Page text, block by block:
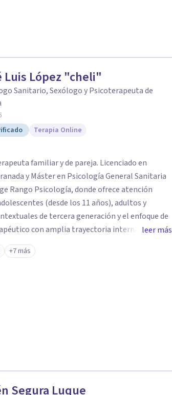
Luis López "cheli"
Sanitario, Sexólogo y Psicoterapeuta de
Terapia Online
familiar y de pareja. Licenciado en
y Máster en Psicología General Sanitaria
Rango Psicología, donde ofrece atención
(desde los 11 años), adultos y
de tercera generación y el enfoque de
con amplia trayectoria internacional.
cercano y eficaz, utilizando herramientas
comprensión y el cambio. Sus procesos
leer más
+7 más
Segura Luque